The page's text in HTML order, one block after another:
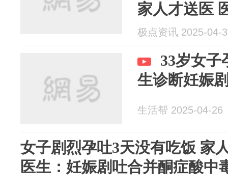
家人才送医
酮症酸中毒
极点资讯 2025-04-
33岁女子
生诊断妊娠
生活帮 2025-04-26
女子剧烈孕吐3天没有吃饭 家
医生：妊娠剧吐合并酮症酸中